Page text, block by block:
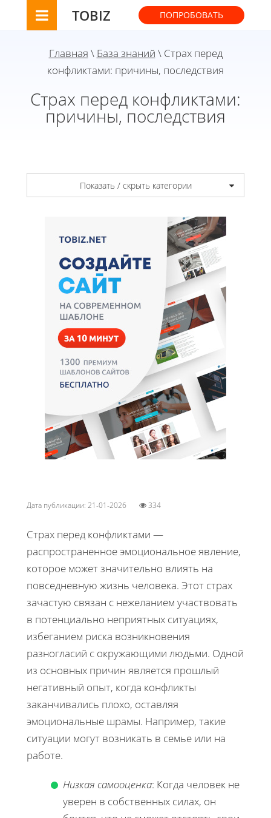
TOBIZ ПОПРОБОВАТЬ
Главная \ База знаний \ Страх перед
конфликтами: причины, последствия
Страх перед конфликтами:
причины, последствия
Показать / скрыть категории
Дата публикации: 21-01-2026 334
Страх перед конфликтами —
распространенное эмоциональное явление,
которое может значительно влиять на
повседневную жизнь человека. Этот страх
зачастую связан с нежеланием участвовать
в потенциально неприятных ситуациях,
избеганием риска возникновения
разногласий с окружающими людьми. Одной
из основных причин является прошлый
негативный опыт, когда конфликты
заканчивались плохо, оставляя
эмоциональные шрамы. Например, такие
ситуации могут возникать в семье или на
работе.
Низкая самооценка: Когда человек не
уверен в собственных силах, он